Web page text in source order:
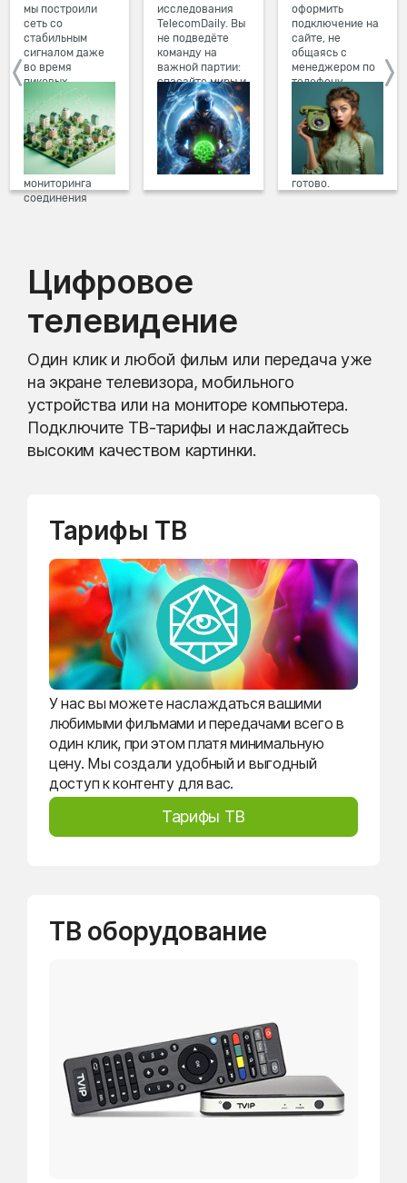
мы построили
сеть со
стабильным
сигналом даже
во время
пиковых
нагрузок в
вечернее время.
Мы постоянно
обновляем наше
оборудование в
домах, а система
мониторинга
соединения
исследования
TelecomDaily. Вы
не подведёте
команду на
важной партии:
спасайте миры и
побеждайте с
друзьями в
онлайн-играх.
оформить
подключение на
сайте, не
общаясь с
менеджером по
телефону.
Просто в три
клика заполните
форму заявки на
сайте, выберите
дату и время
подключения,
готово.
Цифровое
телевидение
Один клик и любой фильм или передача уже
на экране телевизора, мобильного
устройства или на мониторе компьютера.
Подключите ТВ-тарифы и наслаждайтесь
высоким качеством картинки.
Тарифы ТВ
У нас вы можете наслаждаться вашими
любимыми фильмами и передачами всего в
один клик, при этом платя минимальную
цену. Мы создали удобный и выгодный
доступ к контенту для вас.
Тарифы ТВ
ТВ оборудование